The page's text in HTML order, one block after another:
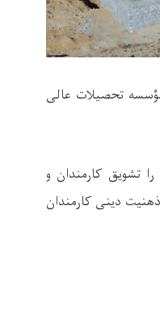
تحصیلات عالی
تشویق کارمندان و
دینی کارمندان